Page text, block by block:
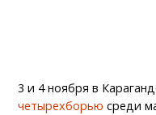
3 и 4 ноября в
четырехборью среди